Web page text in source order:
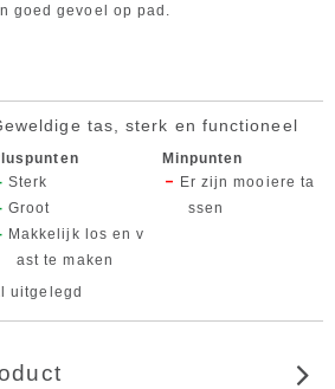
goed gevoel op pad.
tas, sterk en functioneel
Sterk
Groot
Makkelijk los en v
ast te maken
Minpunten
Er zijn mooiere ta
ssen
uitgelegd